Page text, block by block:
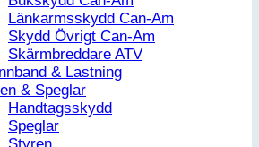
Länkarmsskydd Can-Am
Skydd Övrigt Can-Am
Skärmbreddare ATV
& Lastning
& Speglar
Handtagsskydd
Speglar
Styren